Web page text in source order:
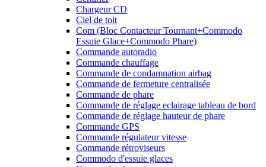
Chargeur CD
Ciel de toit
Com (Bloc Contacteur Tournant+Commodo
Essuie Glace+Commodo Phare)
Commande autoradio
Commande chauffage
Commande de condamnation airbag
Commande de fermeture centralisée
Commande de phare
Commande de réglage eclairage tableau de bord
Commande de réglage hauteur de phare
Commande GPS
Commande régulateur vitesse
Commande rétroviseurs
Commodo d'essuie glaces